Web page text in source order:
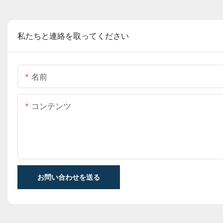
私たちと連絡を取ってください
名前
コンテンツ
お問い合わせを送る